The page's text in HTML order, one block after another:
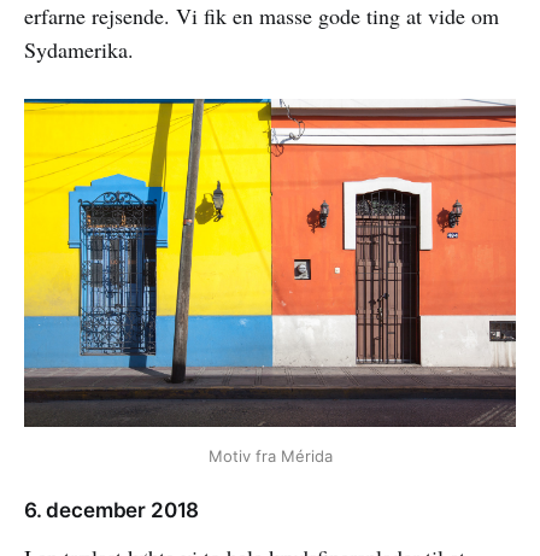
erfarne rejsende. Vi fik en masse gode ting at vide om
Sydamerika.
Motiv fra Mérida
6. december 2018